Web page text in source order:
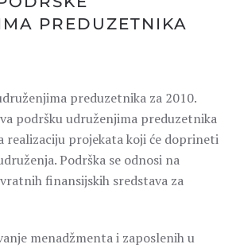
PREDUZETNIKA
preduzetnika za 2010.
podršku udruženjima preduzetnika
realizaciju projekata koji će doprineti
Podrška se odnosi na
finansijskih sredstava za
menadžmenta i zaposlenih u